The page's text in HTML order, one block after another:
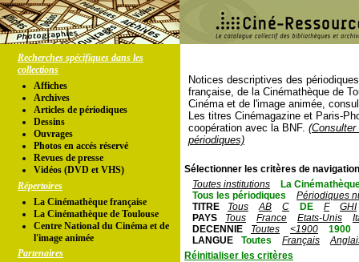
Recherches spécifiques dans les
collections
Affiches
Archives
Articles de périodiques
Dessins
Ouvrages
Photos en accés réservé
Revues de presse
Vidéos (DVD et VHS)
Répertoires
La Cinémathèque française
La Cinémathèque de Toulouse
Centre National du Cinéma et de
l'image animée
Partenaires
Notices descriptives des
française, de la Cinémathèque de
Cinéma et de l'image animée,
Les titres Cinémagazine et Paris-
coopération avec la BNF.
périodiques)
Sélectionner les critères de
Toutes institutions
La
Tous les périodiques
Périodiques
TITRE
Tous AB C DE F
GHI
PAYS
Tous France Etats-Unis
DECENNIE
Toutes <1900
1900
LANGUE
Toutes Français
Réinitialiser les critères